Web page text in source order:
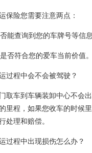
保险您需要注意两点：
能查询到您的车牌号等信
否符合您的爱车当前价值。
过程中会不会被驾驶？
取车到车辆装卸中心不会
里程，如果您收车的时候
处理和赔偿。
过程中出现损伤怎么办？